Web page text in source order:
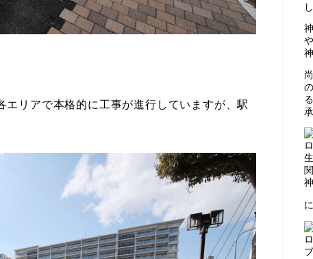
リアで本格的に工事が進行していますが、駅